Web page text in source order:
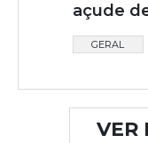
açude
GERAL
VER